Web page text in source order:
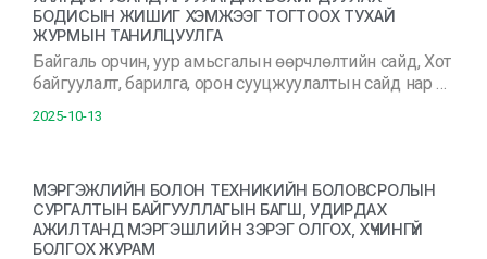
БОДИСЫН ЖИШИГ ХЭМЖЭЭГ ТОГТООХ ТУХАЙ
ЖУРМЫН ТАНИЛЦУУЛГА
Байгаль орчин, уур амьсгалын өөрчлөлтийн сайд, Хот
байгуулалт, барилга, орон сууцжуулалтын сайд нар …
2025-10-13
МЭРГЭЖЛИЙН БОЛОН ТЕХНИКИЙН БОЛОВСРОЛЫН
СУРГАЛТЫН БАЙГУУЛЛАГЫН БАГШ, УДИРДАХ
АЖИЛТАНД МЭРГЭШЛИЙН ЗЭРЭГ ОЛГОХ, ХҮЧИНГҮЙ
БОЛГОХ ЖУРАМ